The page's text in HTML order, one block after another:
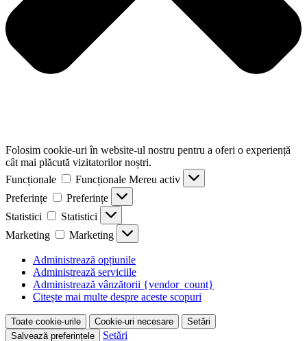
Folosim cookie-uri în website-ul nostru pentru a oferi o experiență
cât mai plăcută vizitatorilor noștri.
Funcționale
Funcționale Mereu activ
Preferințe
Preferințe
Statistici
Statistici
Marketing
Marketing
Administrează opțiunile
Administrează serviciile
Administrează vânzătorii {vendor_count}
Citește mai multe despre aceste scopuri
Toate cookie-urile Cookie-uri necesare
Setări
Salvează preferințele
Setări